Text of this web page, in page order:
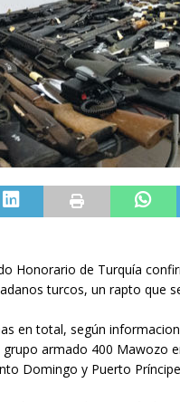
Honorario de Turquía
turcos, un rapto que
en total, según
armado 400 Mawozo
Domingo y Puerto